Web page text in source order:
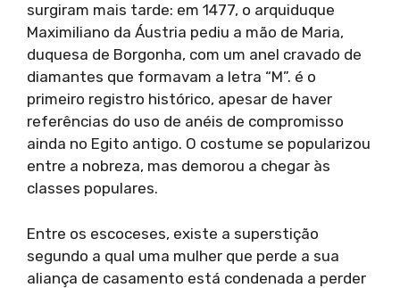
surgiram mais tarde: em 1477, o arquiduque
Maximiliano da Áustria pediu a mão de Maria,
duquesa de Borgonha, com um anel cravado de
diamantes que formavam a letra “M”. é o
primeiro registro histórico, apesar de haver
referências do uso de anéis de compromisso
ainda no Egito antigo. O costume se popularizou
entre a nobreza, mas demorou a chegar às
classes populares.
Entre os escoceses, existe a superstição
segundo a qual uma mulher que perde a sua
aliança de casamento está condenada a perder